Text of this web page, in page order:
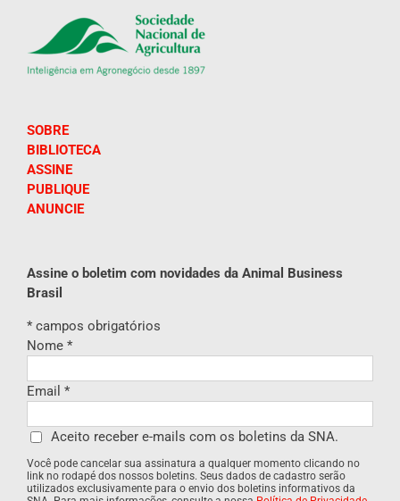
SOBRE
BIBLIOTECA
ASSINE
PUBLIQUE
ANUNCIE
Assine o boletim com novidades da Animal Business
Brasil
* campos obrigatórios
Nome *
Email *
Aceito receber e-mails com os boletins da SNA.
Você pode cancelar sua assinatura a qualquer momento clicando no
link no rodapé dos nossos boletins. Seus dados de cadastro serão
utilizados exclusivamente para o envio dos boletins informativos da